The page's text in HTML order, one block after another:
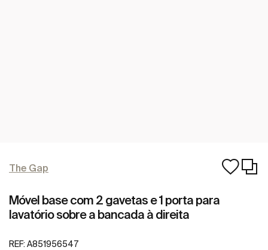
The Gap
Móvel base com 2 gavetas e 1 porta para
lavatório sobre a bancada à direita
REF: A851956547